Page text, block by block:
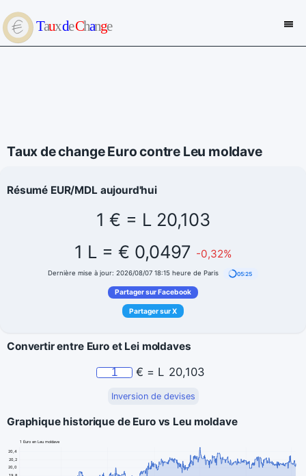
Taux de change Euro contre Leu moldave
Résumé EUR/MDL aujourd'hui
1 € = L 20,103
1 L = € 0,0497 -0,32%
Dernière mise à jour: 2026/08/07 18:15 heure de Paris 05:25
Partager sur Facebook
Partager sur X
Convertir entre Euro et Lei moldaves
€ = L 20,103
Inversion de devises
Graphique historique de Euro vs Leu moldave
20,0
20,2
20,4
1 Euro en Leu moldave